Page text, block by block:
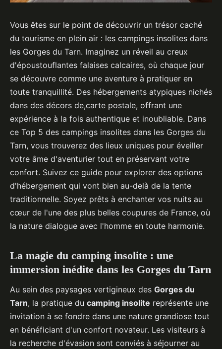
Vous êtes sur le point de découvrir un trésor caché
du tourisme en plein air : les campings insolites dans
les Gorges du Tarn. Imaginez un réveil au creux
d'époustouflantes falaises calcaires, où chaque jour
se découvre comme une aventure à pratiquer en
toute tranquillité. Des hébergements atypiques nichés
dans des décors de,carte postale, offrant une
expérience à la fois authentique et inoubliable. Dans
ce Top 5 des campings insolites dans les Gorges du
Tarn, vous trouverez des lieux uniques pour éveiller
votre âme d'aventurier tout en préservant votre
confort. Suivez ce guide pour explorer des options
d'hébergement qui vont bien au-delà de la tente
traditionnelle. Soyez prêts à enchanter vos nuits au
cœur de l'une des plus belles coupures de France, où
la nature dialogue avec l'homme en toute harmonie.
La magie du camping insolite : une
immersion inédite dans les Gorges du Tarn
Au sein des paysages vertigineux des Gorges du
Tarn, la pratique du camping insolite représente une
invitation à se fondre dans une nature grandiose tout
en bénéficiant d'un confort novateur. Les visiteurs à
la recherche d'évasion sont conviés à séjourner au